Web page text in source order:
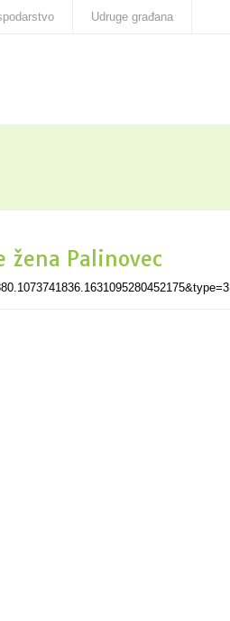
Udruge građana
žena Palinovec